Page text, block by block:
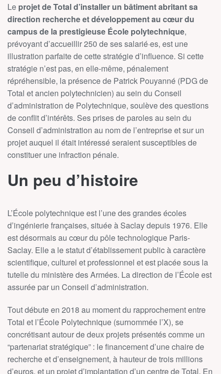
Le projet de Total d’installer un bâtiment abritant sa
direction recherche et développement au cœur du
campus de la prestigieuse École polytechnique,
prévoyant d’accueillir 250 de ses salarié·es, est une
illustration parfaite de cette stratégie d’influence. Si cette
stratégie n’est pas, en elle-même, pénalement
répréhensible, la présence de Patrick Pouyanné (PDG de
Total et ancien polytechnicien) au sein du Conseil
d’administration de Polytechnique, soulève des questions
de conflit d’intérêts. Ses prises de paroles au sein du
Conseil d’administration au nom de l’entreprise et sur un
projet auquel il était intéressé seraient susceptibles de
constituer une infraction pénale.
Un peu d’histoire
L’École polytechnique est l’une des grandes écoles
d’ingénierie françaises, située à Saclay depuis 1976. Elle
est désormais au cœur du pôle technologique Paris-
Saclay. Elle a le statut d’établissement public à caractère
scientifique, culturel et professionnel et est placée sous la
tutelle du ministère des Armées. La direction de l’École est
assurée par un Conseil d’administration.
Tout débute en 2018 au moment du rapprochement entre
Total et l’École Polytechnique (surnommée l’X), se
concrétisant autour de deux projets présentés comme un
“partenariat stratégique” : le financement d’une chaire de
recherche et d’enseignement, à hauteur de trois millions
d’euros, et un projet d’implantation d’un centre de Total. En